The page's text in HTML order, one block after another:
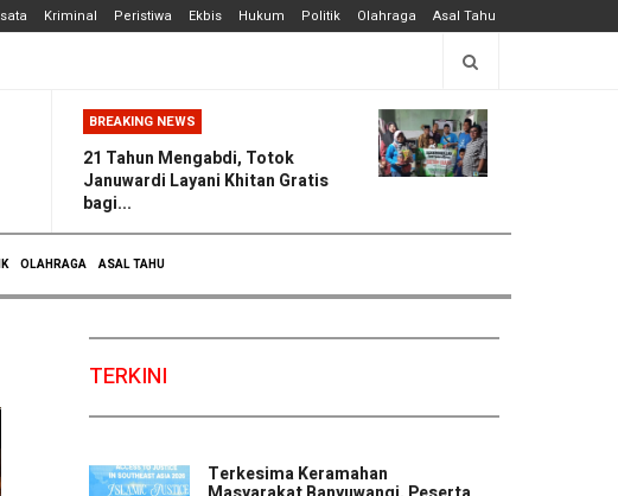
Kriminal Peristiwa Ekbis Hukum Politik Olahraga Asal Tahu
BREAKING NEWS
21 Tahun Mengabdi, Totok
Januwardi Layani Khitan Gratis
bagi...
OLAHRAGA ASAL TAHU
TERKINI
Terkesima Keramahan